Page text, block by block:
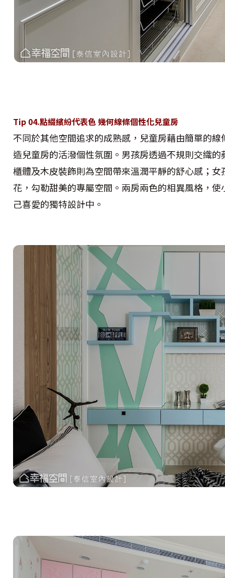
Tip 04.點綴繽紛代表色 幾何線條個性化兒童房
不同於其他空間追求的成熟感，兒童房藉由簡單的
造兒童房的活潑個性氛圍。男孩房透過不規則交織
櫃體及木皮裝飾則為空間帶來溫潤平靜的舒心感；
花，勾勒甜美的專屬空間。兩房兩色的相異風格，
己喜愛的獨特設計中。